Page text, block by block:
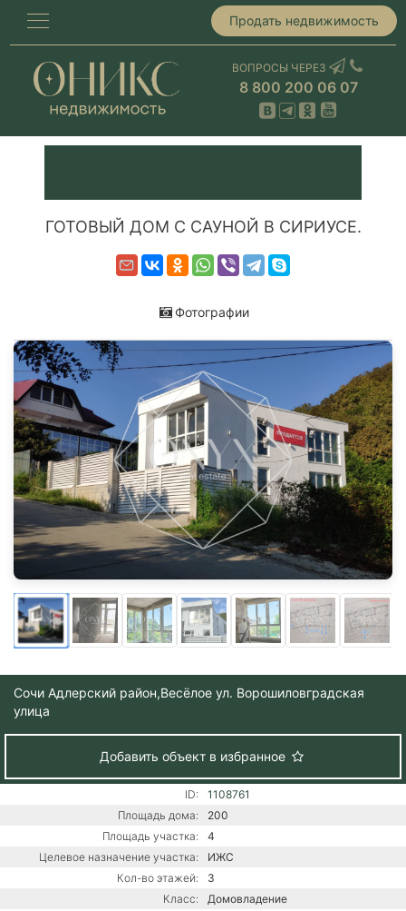
Продать недвижимость
ВОПРОСЫ ЧЕРЕЗ
8 800 200 06 07
ГОТОВЫЙ ДОМ С САУНОЙ В СИРИУСЕ.
Фотографии
Сочи Адлерский район,Весёлое ул. Ворошиловградская
улица
Добавить объект в избранное
ID:
1108761
Площадь дома:
200
Площадь участка:
4
Целевое назначение участка:
ИЖС
Кол-во этажей:
3
Класс:
Домовладение